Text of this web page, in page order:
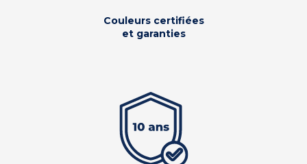
Couleurs certifiées
et garanties